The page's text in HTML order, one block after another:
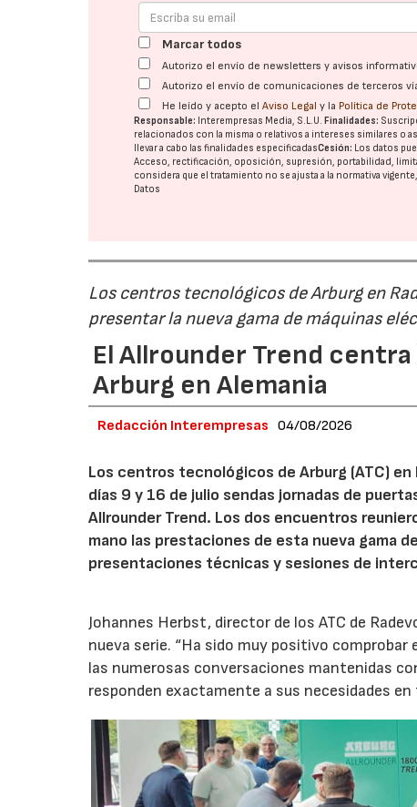
Marcar todos
Autorizo el envío de newsletters y avisos
Autorizo el envío de comunicaciones de terceros
He leído y acepto elAviso Legal y la Política de
Responsable: Interempresas Media, S.L.U. Finalidades:
relacionados con la misma o relativos a intereses similares o
llevar a cabo las finalidades especificadasCesión: Los datos
Acceso, rectificación, oposición, supresión, portabilidad,
considera que el tratamiento no se ajusta a la normativa
Datos
Los centros tecnológicos de Arburg en
presentar la nueva gama de máquinas
El Allrounder Trend
Arburg en Alemania
Redacción Interempresas 04/08/2026
Los centros tecnológicos de Arburg (ATC)
días 9 y 16 de julio sendas jornadas de
Allrounder Trend. Los dos encuentros
mano las prestaciones de esta nueva gama
presentaciones técnicas y sesiones de
Johannes Herbst, director de los ATC de
nueva serie. “Ha sido muy positivo
las numerosas conversaciones mantenidas
responden exactamente a sus necesidades